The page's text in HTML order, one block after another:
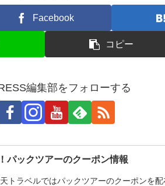
Facebook
コピー
編集部をフォローする
パックツアーのクーポン情報
トラベルではパックツアーのクーポンを